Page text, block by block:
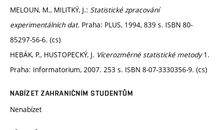
MELOUN, M., MILITKÝ, J.: Statistické zpracování
experimentálních dat. Praha: PLUS, 1994, 839 s. ISBN 80-
85297-56-6. (cs)
HEBÁK, P., HUSTOPECKÝ, J. Vícerozměrné statistické metody1.
Praha: Informatorium, 2007. 253 s. ISBN 8-07-3330356-9. (cs)
NABÍZET ZAHRANIČNÍM STUDENTŮM
Nenabízet